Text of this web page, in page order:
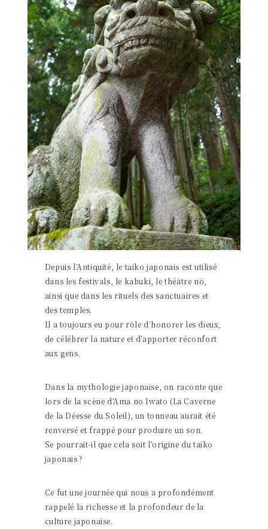
Depuis l’Antiquité, le taiko japonais est utilisé
dans les festivals, le kabuki, le théâtre nô,
ainsi que dans les rituels des sanctuaires et
des temples.
Il a toujours eu pour rôle d’honorer les dieux,
de célébrer la nature et d’apporter réconfort
aux gens.
Dans la mythologie japonaise, on raconte que
lors de la scène d’Ama no Iwato (La Caverne
de la Déesse du Soleil), un tonneau aurait été
renversé et frappé pour produire un son.
Se pourrait-il que cela soit l’origine du taiko
japonais ?
Ce fut une journée qui nous a profondément
rappelé la richesse et la profondeur de la
culture japonaise.